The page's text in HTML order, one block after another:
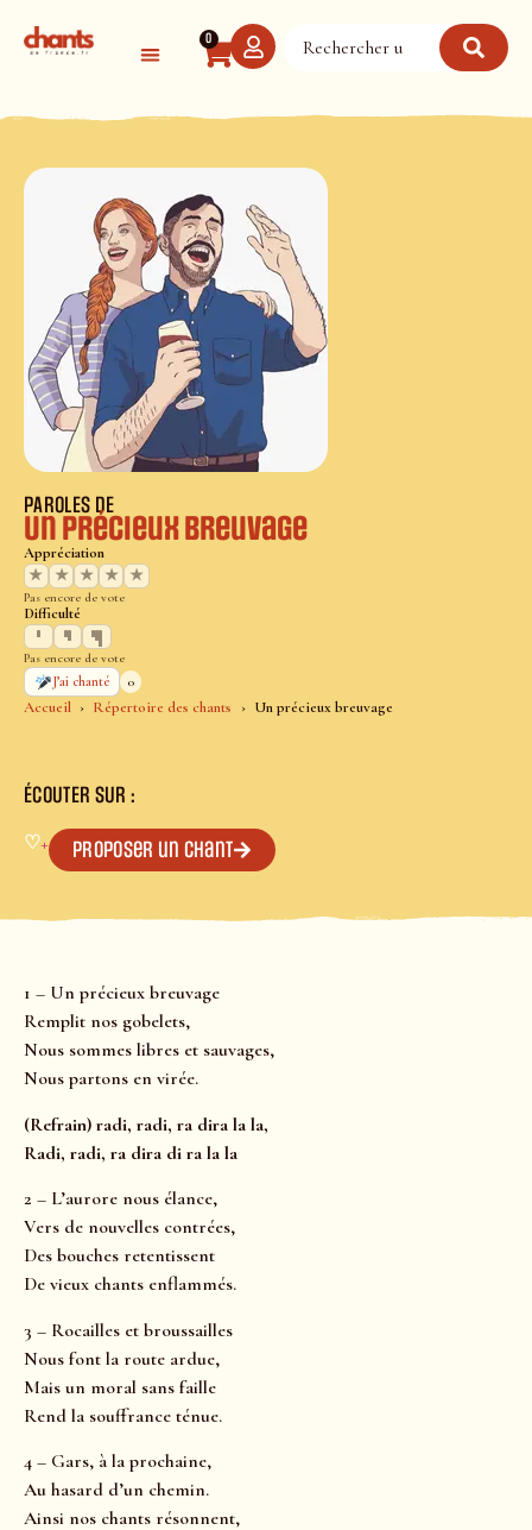
0
Accueil Répertoire des chants Un précieux breuvage
PAROLES DE
Un précieux breuvage
Appréciation
★
★ ★ ★ ★
Pas encore de vote
Difficulté
Pas encore de vote
J’ai chanté
0
ÉCOUTER SUR :
♡+ Proposer un chant
1 – Un précieux breuvage
Remplit nos gobelets,
Nous sommes libres et sauvages,
Nous partons en virée.
(Refrain) radi, radi, ra dira la la,
Radi, radi, ra dira di ra la la
2 – L’aurore nous élance,
Vers de nouvelles contrées,
Des bouches retentissent
De vieux chants enflammés.
3 – Rocailles et broussailles
Nous font la route ardue,
Mais un moral sans faille
Rend la souffrance ténue.
4 – Gars, à la prochaine,
Au hasard d’un chemin.
Ainsi nos chants résonnent,